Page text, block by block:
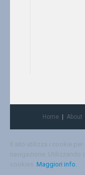
Home About
Maggiori info.